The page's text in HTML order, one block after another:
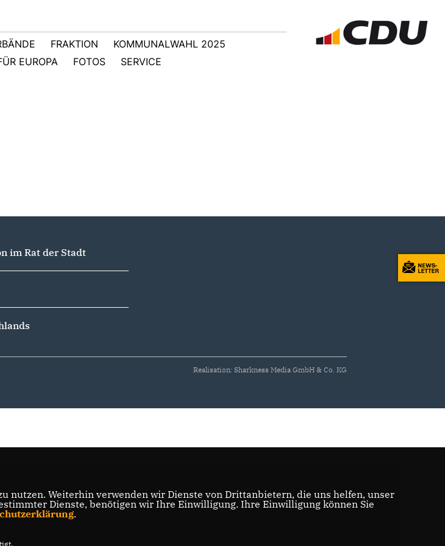
FRAKTION
KOMMUNALWAHL 2025
EUROPA FOTOS SERVICE
im Rat der Stadt
Realisation: Sharkness Media GmbH & Co. KG
nutzen. Weiterhin verwenden wir Dienste von Drittanbietern, die uns helfen, unser
Dienste, benötigen wir Ihre Einwilligung. Ihre Einwilligung können Sie
.